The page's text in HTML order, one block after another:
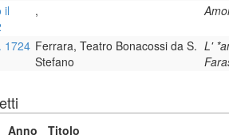
il
,
1724 Ferrara, Teatro Bonacossi da S.
Stefano
L'
Anno
Titolo